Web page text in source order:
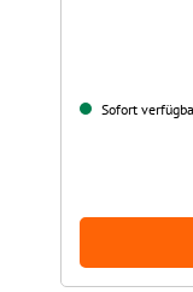
Sofort